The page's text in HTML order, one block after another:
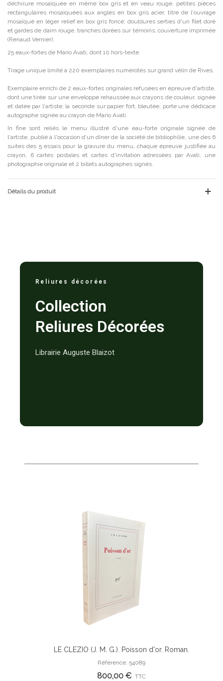
déchirure mosaïquée en même box gris et en veau rouge, petites pièces
rectangulaires mosaïquées aux angles en box gris acier, titre de l'ouvrage
mosaïqué en léger relief en box gris foncé; doublures serties d'un filet doré
et gardes de daim rouge, tranches dorées sur témoins, couverture imprimée
(Renaud Vernier).
25 eaux-fortes de Mario Avati, dont 10 hors-texte.
Tirage unique limité à 220 exemplaires numérotés sur grand vélin de Rives.
Exemplaire enrichi de 2 eaux-fortes originales refusées en épreuve d'artiste,
dont une tirée sur une enveloppe rehaussée aux crayons de couleur, signée
et datée par l'artiste; la seconde sur papier fort, bleutée, porte une dédicace
autographe signée au crayon de Mario Avati.
In fine sont reliés le menu illustré d'une eau-forte originale signée de
l'artiste, publié à l'occasion d'un dîner de la société de bibliophilie, une des 6
suites des 5 essais pour la gravure du menu, chaque épreuve justifiée au
crayon, 6 cartes postales et cartes d'invitation adressées par Avati, une
photographie originale et 2 billets autographes signés.
Détails du produit
Reliures décorées
Collection
Reliures Décorées
Librairie Auguste Blaizot
Ajouter Au Panier
LE CLEZIO (J. M. G.). Poisson d'or. Roman.
Référence: 54089
800,00 € TTC